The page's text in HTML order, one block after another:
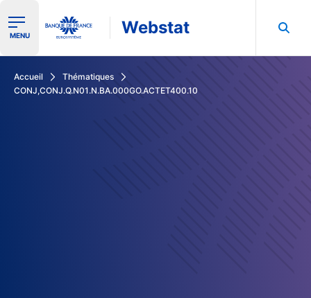
Ouvrir le menu de navigation
MENU Webstat
Accueil
Thématiques
CONJ,CONJ.Q.N01.N.BA.000GO.ACTET400.10